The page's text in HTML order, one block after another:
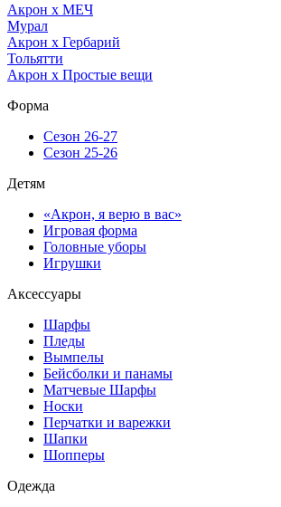
Акрон x МЕЧ
Мурал
Акрон x Гербарий
Тольятти
Акрон x Простые вещи
Форма
Сезон 26-27
Сезон 25-26
Детям
«Акрон, я верю в вас»
Игровая форма
Головные уборы
Игрушки
Аксессуары
Шарфы
Пледы
Вымпелы
Бейсболки и панамы
Матчевые Шарфы
Носки
Перчатки и варежки
Шапки
Шопперы
Одежда